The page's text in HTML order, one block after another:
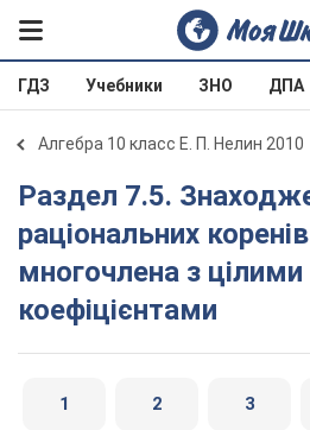
ГДЗ Учебники ЗНО ДПА
Алгебра 10 класс Е. П. Нелин 2010
Раздел 7.5. Знаходження
раціональних коренів
многочлена з цілими
коефіцієнтами
1 2 3